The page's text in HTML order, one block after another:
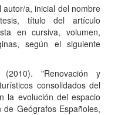
a, inicial del nombre
título del artículo
en cursiva, volumen,
según el siguiente
"Renovación y
consolidados del
la evolución del espacio
Geógrafos Españoles,